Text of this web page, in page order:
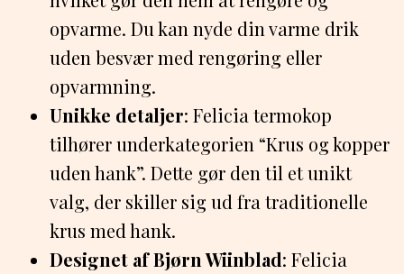
opvarme. Du kan nyde din varme drik
uden besvær med rengøring eller
opvarmning.
Unikke detaljer: Felicia termokop
tilhører underkategorien “Krus og kopper
uden hank”. Dette gør den til et unikt
valg, der skiller sig ud fra traditionelle
krus med hank.
Designet af Bjørn Wiinblad: Felicia